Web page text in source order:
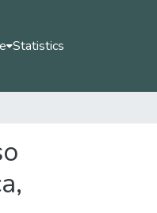
Statistics